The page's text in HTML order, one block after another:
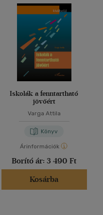
Iskolák a fenntartható
jövőért
Varga Attila
Könyv
Árinformációk
Borító ár: 3 490 Ft
Kosárba